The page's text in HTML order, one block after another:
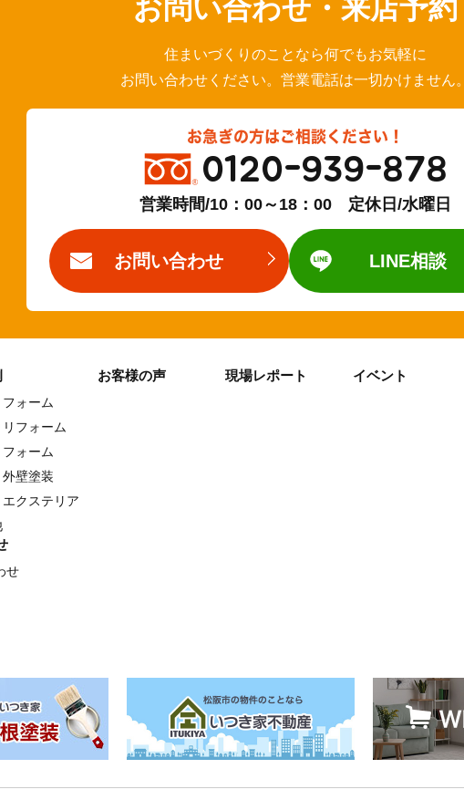
お問い合わせ・来店予約
住まいづくりのことなら何でもお気軽に
お問い合わせください。営業電話は一切かけません。
お急ぎの方はご相談ください！
0120-939-878
営業時間/10：00～18：00 定休日/水曜日
お問い合わせ LINE相談
ォーム
フォーム
ォーム
壁塗装
クステリア
お客様の声 現場レポート イベント
せ